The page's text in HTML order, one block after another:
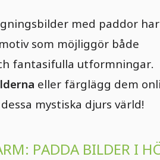
med paddor har
som möjliggör både
fantasifulla utformningar.
eller färglägg dem
mystiska djurs värld!
PADDA BILDER I